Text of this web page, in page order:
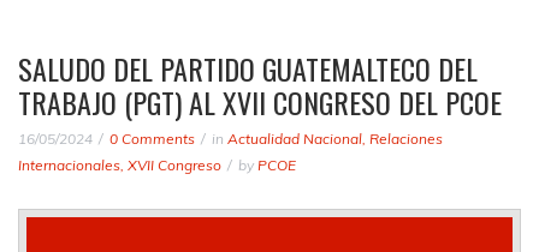
SALUDO DEL PARTIDO GUATEMALTECO DEL
TRABAJO (PGT) AL XVII CONGRESO DEL PCOE
16/05/2024 0 Comments in Actualidad Nacional, Relaciones
Internacionales, XVII Congreso by PCOE